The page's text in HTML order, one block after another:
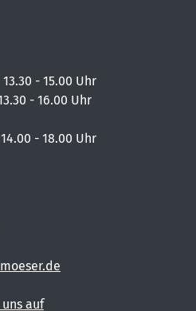
- 15.00 Uhr
- 16.00 Uhr
- 18.00 Uhr
auf